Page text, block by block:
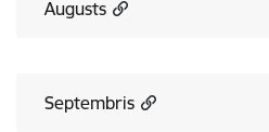
Augusts
Septembris